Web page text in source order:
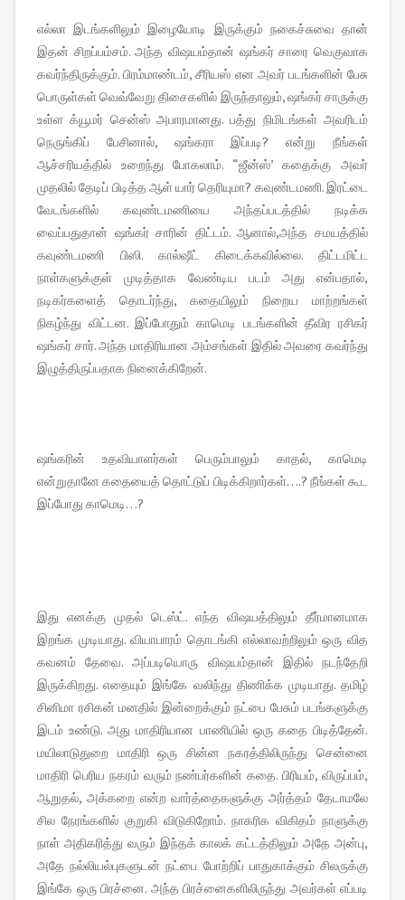
எல்லா இடங்களிலும் இழையோடி இருக்கும் நகைச்சுவை தான்
இதன் சிறப்பம்சம். அந்த விஷயம்தான் ஷங்கர் சாரை வெகுவாக
கவர்ந்திருக்கும். பிரம்மாண்டம், சீரியஸ் என அவர் படங்களின் பேசு
பொருள்கள் வெவ்வேறு திசைகளில் இருந்தாலும், ஷங்கர் சாருக்கு
உள்ள க்யூமர் சென்ஸ் அபாரமானது. பத்து நிமிடங்கள் அவரிடம்
நெருங்கிப் பேசினால், ஷங்கரா இப்படி? என்று நீங்கள்
ஆச்சரியத்தில் உறைந்து போகலாம். “ஜீன்ஸ்’ கதைக்கு அவர்
முதலில் தேடிப் பிடித்த ஆள் யார் தெரியுமா? கவுண்டமணி. இரட்டை
வேடங்களில் கவுண்டமணியை அந்தப்படத்தில் நடிக்க
வைப்பதுதான் ஷங்கர் சாரின் திட்டம். ஆனால்,அந்த சமயத்தில்
கவுண்டமணி பிஸி. கால்ஷீட் கிடைக்கவில்லை. திட்டமிட்ட
நாள்களுக்குள் முடித்தாக வேண்டிய படம் அது என்பதால்,
நடிகர்களைத் தொடர்ந்து, கதையிலும் நிறைய மாற்றங்கள்
நிகழ்ந்து விட்டன. இப்போதும் காமெடி படங்களின் தீவிர ரசிகர்
ஷங்கர் சார். அந்த மாதிரியான அம்சங்கள் இதில் அவரை கவர்ந்து
இழுத்திருப்பதாக நினைக்கிறேன்.
ஷங்கரின் உதவியாளர்கள் பெரும்பாலும் காதல், காமெடி
என்றுதானே கதையைத் தொட்டுப் பிடிக்கிறார்கள்….? நீங்கள் கூட
இப்போது காமெடி…?
இது எனக்கு முதல் டெஸ்ட். எந்த விஷயத்திலும் தீர்மானமாக
இறங்க முடியாது. வியாபாரம் தொடங்கி எல்லாவற்றிலும் ஒரு வித
கவனம் தேவை. அப்படியொரு விஷயம்தான் இதில் நடந்தேறி
இருக்கிறது. எதையும் இங்கே வலிந்து திணிக்க முடியாது. தமிழ்
சினிமா ரசிகன் மனதில் இன்றைக்கும் நட்பை பேசும் படங்களுக்கு
இடம் உண்டு. அது மாதிரியான பாணியில் ஒரு கதை பிடித்தேன்.
மயிலாடுதுறை மாதிரி ஒரு சின்ன நகரத்திலிருந்து சென்னை
மாதிரி பெரிய நகரம் வரும் நண்பர்களின் கதை. பிரியம், விருப்பம்,
ஆறுதல், அக்கறை என்ற வார்த்தைகளுக்கு அர்த்தம் தேடாமலே
சில நேரங்களில் குறுகி விடுகிறோம். நாகரிக விகிதம் நாளுக்கு
நாள் அதிகரித்து வரும் இந்தக் காலக் கட்டத்திலும் அதே அன்பு,
அதே நல்லியல்புகளுடன் நட்பை போற்றிப் பாதுகாக்கும் சிலருக்கு
இங்கே ஒரு பிரச்னை. அந்த பிரச்னைகளிலிருந்து அவர்கள் எப்படி